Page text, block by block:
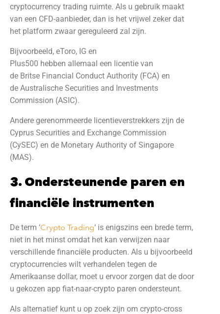
cryptocurrency trading ruimte. Als u gebruik maakt
van een CFD-aanbieder, dan is het vrijwel zeker dat
het platform zwaar gereguleerd zal zijn.
Bijvoorbeeld, eToro, IG en
Plus500 hebben allemaal een licentie van
de Britse Financial Conduct Authority (FCA) en
de Australische Securities and Investments
Commission (ASIC).
Andere gerenommeerde licentieverstrekkers zijn de
Cyprus Securities and Exchange Commission
(CySEC) en de Monetary Authority of Singapore
(MAS).
3. Ondersteunende paren en
financiële instrumenten
De term ‘Crypto Trading‘ is enigszins een brede term,
niet in het minst omdat het kan verwijzen naar
verschillende financiële producten. Als u bijvoorbeeld
cryptocurrencies wilt verhandelen tegen de
Amerikaanse dollar, moet u ervoor zorgen dat de door
u gekozen app fiat-naar-crypto paren ondersteunt.
Als alternatief kunt u op zoek zijn om crypto-cross